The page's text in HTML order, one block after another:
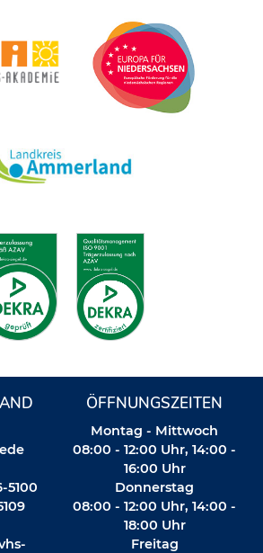
5100
ÖFFNUNGSZEITEN
Montag - Mittwoch
08:00 - 12:00 Uhr, 14:00 -
16:00 Uhr
Donnerstag
08:00 - 12:00 Uhr, 14:00 -
18:00 Uhr
Freitag